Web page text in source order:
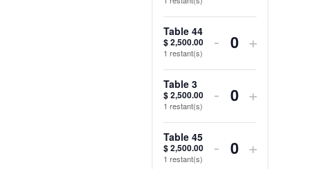
la
quantité
pour
Table
37
la
quantité
pour
Table
37
Table 44
$2,500.00
1 restant(s)
Diminuer
la
quantité
pour
- Quantité
la
quantité
pour
+
Table 3
$2,500.00
1 restant(s)
Diminuer
la
quantité
- Quantité
la
quantité
+
Table 45
$2,500.00
1 restant(s)
Diminuer
- Quantité
+